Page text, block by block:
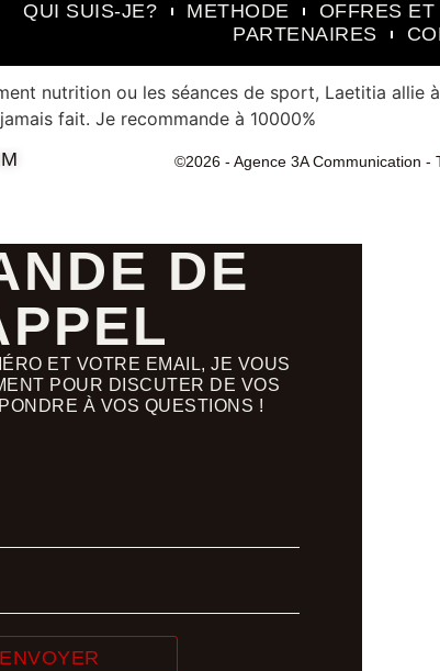
QUI SUIS-JE? METHODE OFFRES ET
PARTENAIRES
nutrition ou les séances de sport, Laetitia
fait. Je recommande à 10000%
©2026 - Agence 3A Communication -
DE
ET VOTRE EMAIL, JE VOUS
POUR DISCUTER DE VOS
À VOS QUESTIONS !
ENVOYER